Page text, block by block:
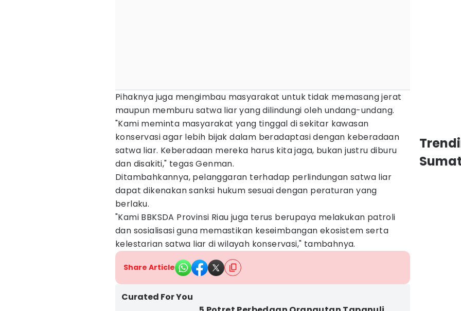
Pihaknya juga mengimbau masyarakat untuk tidak memasang jerat
maupun memburu satwa liar yang dilindungi oleh undang-undang.
"Kami meminta masyarakat yang tinggal di sekitar kawasan
konservasi agar lebih bijak dalam beradaptasi dengan keberadaan
satwa liar. Keberadaan mereka harus kita jaga, bukan justru diburu
dan disakiti," tegas Genman.
Ditambahkannya, pelanggaran terhadap perlindungan satwa liar
dapat dikenakan sanksi hukum sesuai dengan peraturan yang
berlaku.
"Kami BBKSDA Provinsi Riau juga terus berupaya melakukan patroli
dan sosialisasi guna memastikan keseimbangan ekosistem serta
kelestarian satwa liar di wilayah konservasi," tambahnya.
Share Article
Curated For You